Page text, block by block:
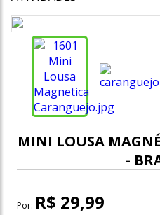
MINI LOUSA
-
Por: R$ 29,99